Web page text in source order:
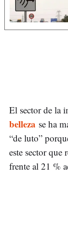
El sector de la
belleza se ha
“de luto”
este sector que
frente al 21 %